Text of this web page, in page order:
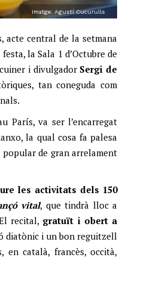
Imatge: Agustí Cucurulls
acte central de la setmana
la Sala 1 d’Octubre de
i divulgador Sergi de
tan coneguda com
París, va ser l’encarregat
la qual cosa fa palesa
popular de gran arrelament
les activitats dels 150
vital, que tindrà lloc a
recital, gratuït i obert a
diatònic i un bon reguitzell
en català, francès, occità,